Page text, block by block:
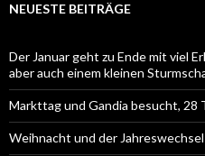
NEUESTE BEITRÄGE
Der Januar geht zu Ende mit viel
aber auch einem kleinen
Markttag und Gandia besucht, 28
Weihnacht und der Jahreswechsel